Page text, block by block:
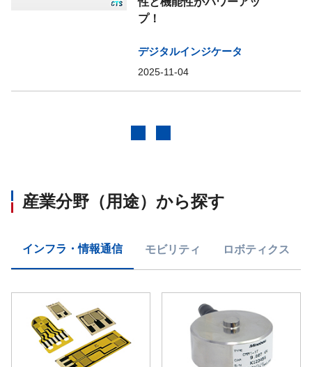
プ！
デジタルインジケータ
2025-11-04
産業分野（用途）から探す
インフラ・情報通信 モビリティ ロボティクス